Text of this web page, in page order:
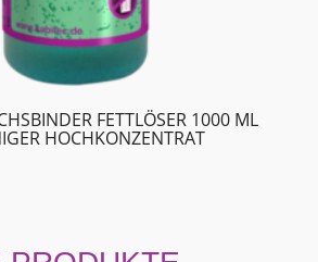
FETTLÖSER 1000 ML
HOCHKONZENTRAT